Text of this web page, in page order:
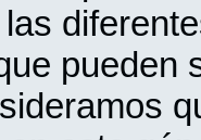
pueden